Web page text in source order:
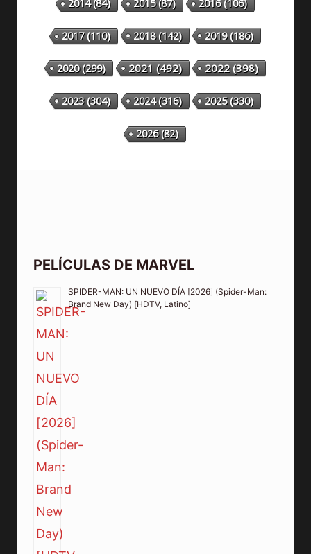
2014(84) 2015(87) 2016(106)
2017(110) 2018(142) 2019(186)
2020(299) 2021 (492) 2022(398)
2023(304) 2024(316) 2025(330)
2026(82)
PELÍCULAS DE MARVEL
SPIDER-MAN: UN NUEVO DÍA [2026] (Spider-Man:
Brand New Day) [HDTV, Latino]